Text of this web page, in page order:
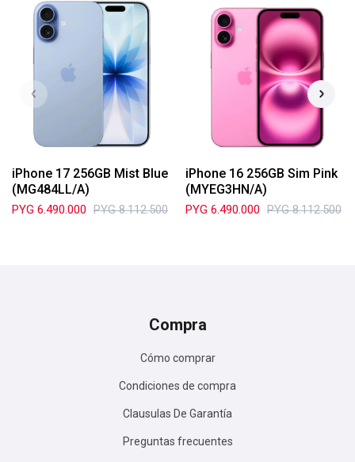
iPhone 17 256GB Mist Blue
(MG484LL/A)
PYG 6.490.000 PYG 8.112.500
iPhone 16 256GB Sim Pink
(MYEG3HN/A)
PYG 6.490.000 PYG 8.112.500
Compra
Cómo comprar
Condiciones de compra
Clausulas De Garantía
Preguntas frecuentes